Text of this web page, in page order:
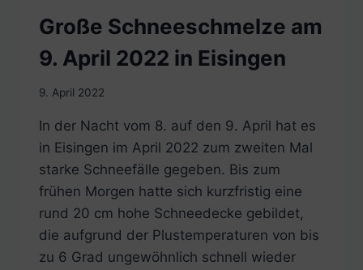
Große Schneeschmelze am
9. April 2022 in Eisingen
9. April 2022
In der Nacht vom 8. auf den 9. April hat es
in Eisingen im April 2022 zum zweiten Mal
starke Schneefälle gegeben. Bis zum
frühen Morgen hatte sich kurzfristig eine
rund 20 cm hohe Schneedecke gebildet,
die aufgrund der Plustemperaturen von bis
zu 6 Grad ungewöhnlich schnell wieder